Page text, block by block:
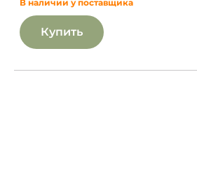
В наличии у поставщика
Купить